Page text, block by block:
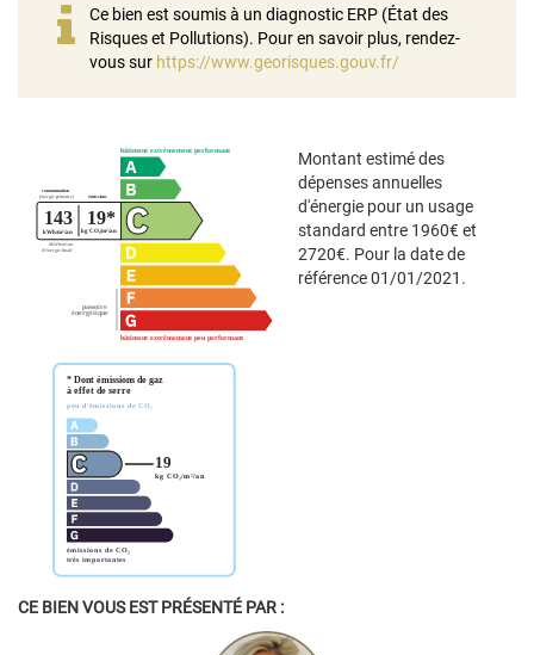
Ce bien est soumis à un diagnostic ERP (État des
Risques et Pollutions). Pour en savoir plus, rendez-
vous sur https://www.georisques.gouv.fr/
Montant estimé des
dépenses annuelles
d'énergie pour un usage
standard entre 1960€ et
2720€. Pour la date de
référence 01/01/2021.
CE BIEN VOUS EST PRÉSENTÉ PAR :